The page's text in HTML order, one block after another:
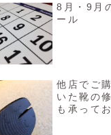
8月・9月
ール
他店でご
いた靴の
も承って